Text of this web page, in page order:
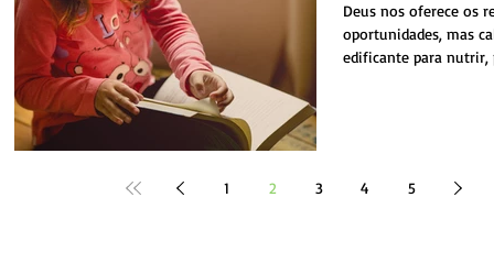
Deus nos oferece os
oportunidades, mas
edificante para nutrir,
1 2 3 4 5